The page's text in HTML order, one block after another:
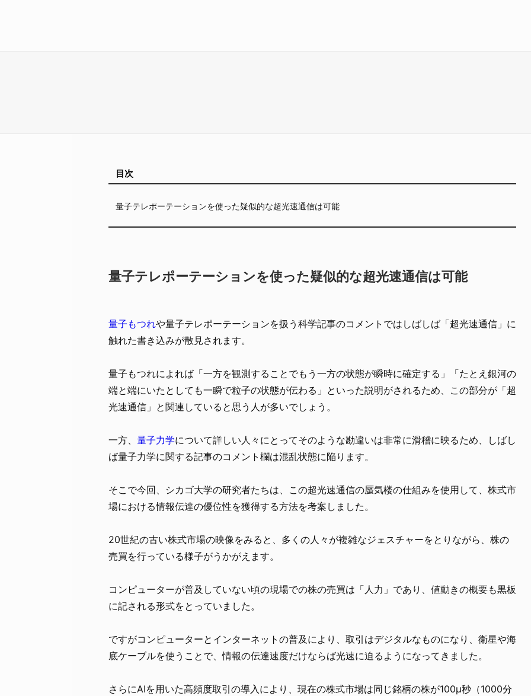
目次
量子テレポーテーションを使った疑似的な超光速通信は可能
量子テレポーテーションを使った疑似的な超光速通信は可能
量子もつれや量子テレポーテーションを扱う科学記事のコメントではしばしば「超光速通信」に
触れた書き込みが散見されます。
量子もつれによれば「一方を観測することでもう一方の状態が瞬時に確定する」「たとえ銀河の
端と端にいたとしても一瞬で粒子の状態が伝わる」といった説明がされるため、この部分が「超
光速通信」と関連していると思う人が多いでしょう。
一方、 量子力学について詳しい人々にとってそのような勘違いは非常に滑稽に映るため、しばし
ば量子力学に関する記事のコメント欄は混乱状態に陥ります。
そこで今回、シカゴ大学の研究者たちは、この超光速通信の蜃気楼の仕組みを使用して、株式市
場における情報伝達の優位性を獲得する方法を考案しました。
20世紀の古い株式市場の映像をみると、多くの人々が複雑なジェスチャーをとりながら、株の
売買を行っている様子がうかがえます。
コンピューターが普及していない頃の現場での株の売買は「人力」であり、値動きの概要も黒板
に記される形式をとっていました。
ですがコンピューターとインターネットの普及により、取引はデジタルなものになり、衛星や海
底ケーブルを使うことで、情報の伝達速度だけならば光速に迫るようになってきました。
さらにAIを用いた高頻度取引の導入により、現在の株式市場は同じ銘柄の株が100μ秒（1000分